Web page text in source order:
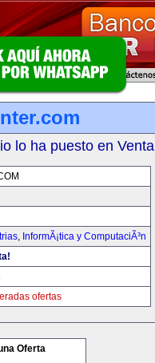
lo ha puesto en Venta
, InformÃ¡tica y ComputaciÃ³n
ofertas
Oferta